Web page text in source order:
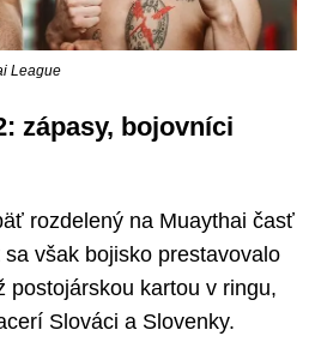
League
zápasy, bojovníci
rozdelený na Muaythai časť
však bojisko prestavovalo
postojárskou kartou v ringu,
Slováci a Slovenky.